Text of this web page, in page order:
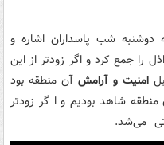
دوشنبه شب پاسداران اشاره و
در عرض 17 دقیقه اراذل را جمع کرد و اگر زودتر از این
امنیت و آرامشآن منطقه بود
منطقه شاهد بودیم و ا گر زودتر
می‌شد.